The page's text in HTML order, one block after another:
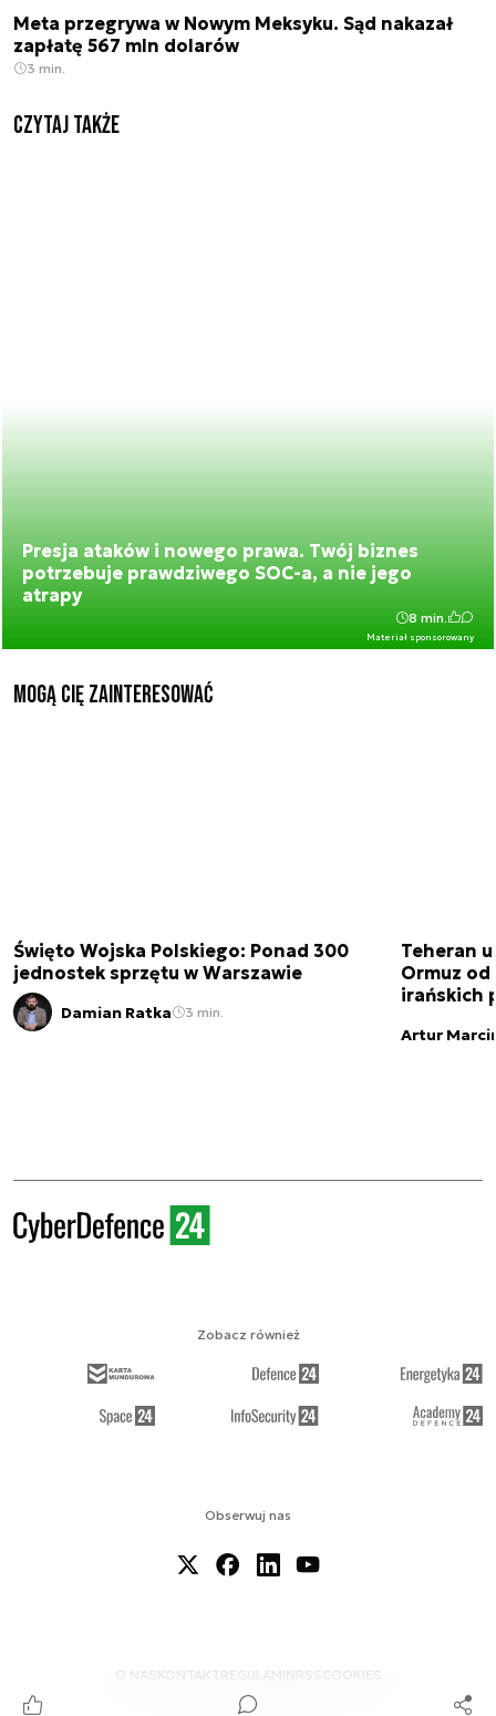
Meta przegrywa w Nowym Meksyku. Sąd nakazał
zapłatę 567 mln dolarów
3 min.
Czytaj także
Presja ataków i nowego prawa. Twój biznes
potrzebuje prawdziwego SOC-a, a nie jego
atrapy
Materiał sponsorowany
8 min.
Mogą Cię zainteresować
Święto Wojska Polskiego: Ponad 300
jednostek sprzętu w Warszawie
Damian Ratka 3 min.
Teheran
Ormuz
irańskich
Artur
Obserwuj nas
O NAS KONTAKTREGULAMINRSS COOKIES
Zobacz również